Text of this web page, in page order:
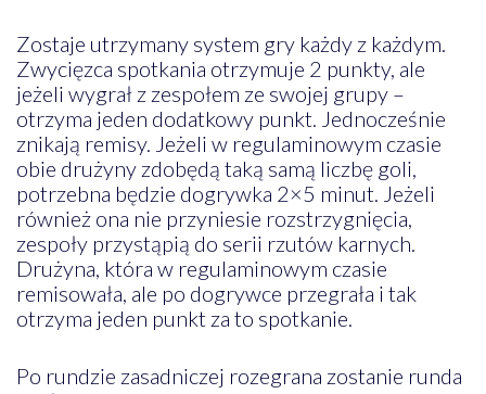
Zostaje utrzymany system gry każdy z każdym.
Zwycięzca spotkania otrzymuje 2 punkty, ale
jeżeli wygrał z zespołem ze swojej grupy –
otrzyma jeden dodatkowy punkt. Jednocześnie
znikają remisy. Jeżeli w regulaminowym czasie
obie drużyny zdobędą taką samą liczbę goli,
potrzebna będzie dogrywka 2×5 minut. Jeżeli
również ona nie przyniesie rozstrzygnięcia,
zespoły przystąpią do serii rzutów karnych.
Drużyna, która w regulaminowym czasie
remisowała, ale po dogrywce przegrała i tak
otrzyma jeden punkt za to spotkanie.
Po rundzie zasadniczej rozegrana zostanie runda